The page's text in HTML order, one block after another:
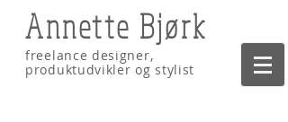
Annette Bjørk
freelance designer,
produktudvikler og stylist